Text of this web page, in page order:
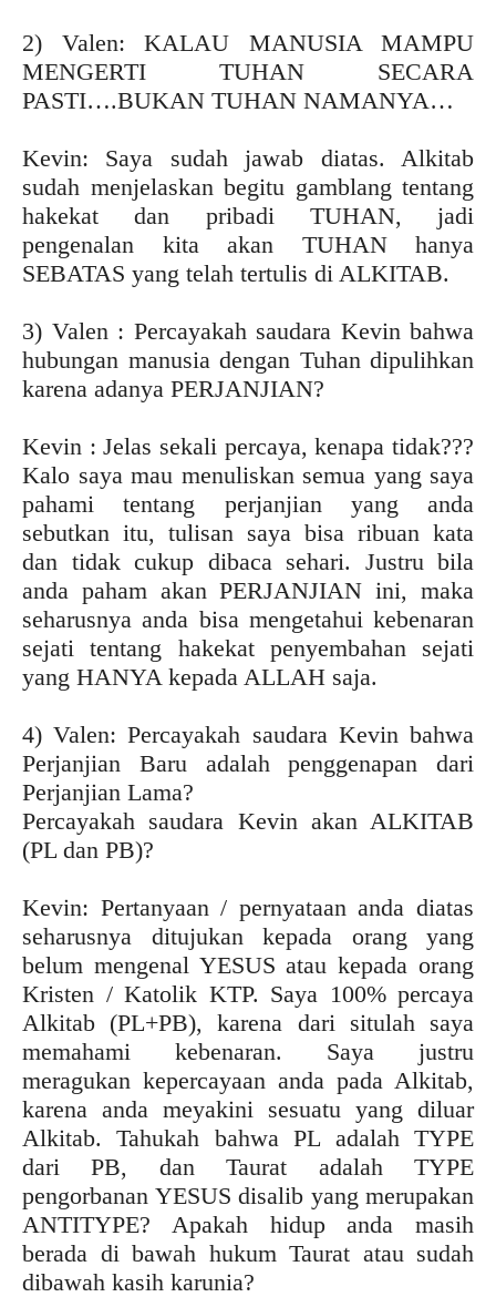
2) Valen: KALAU MANUSIA MAMPU
MENGERTI TUHAN SECARA
PASTI….BUKAN TUHAN NAMANYA…
Kevin: Saya sudah jawab diatas. Alkitab
sudah menjelaskan begitu gamblang tentang
hakekat dan pribadi TUHAN, jadi
pengenalan kita akan TUHAN hanya
SEBATAS yang telah tertulis di ALKITAB.
3) Valen : Percayakah saudara Kevin bahwa
hubungan manusia dengan Tuhan dipulihkan
karena adanya PERJANJIAN?
Kevin : Jelas sekali percaya, kenapa tidak???
Kalo saya mau menuliskan semua yang saya
pahami tentang perjanjian yang anda
sebutkan itu, tulisan saya bisa ribuan kata
dan tidak cukup dibaca sehari. Justru bila
anda paham akan PERJANJIAN ini, maka
seharusnya anda bisa mengetahui kebenaran
sejati tentang hakekat penyembahan sejati
yang HANYA kepada ALLAH saja.
4) Valen: Percayakah saudara Kevin bahwa
Perjanjian Baru adalah penggenapan dari
Perjanjian Lama?
Percayakah saudara Kevin akan ALKITAB
(PL dan PB)?
Kevin: Pertanyaan / pernyataan anda diatas
seharusnya ditujukan kepada orang yang
belum mengenal YESUS atau kepada orang
Kristen / Katolik KTP. Saya 100% percaya
Alkitab (PL+PB), karena dari situlah saya
memahami kebenaran. Saya justru
meragukan kepercayaan anda pada Alkitab,
karena anda meyakini sesuatu yang diluar
Alkitab. Tahukah bahwa PL adalah TYPE
dari PB, dan Taurat adalah TYPE
pengorbanan YESUS disalib yang merupakan
ANTITYPE? Apakah hidup anda masih
berada di bawah hukum Taurat atau sudah
dibawah kasih karunia?